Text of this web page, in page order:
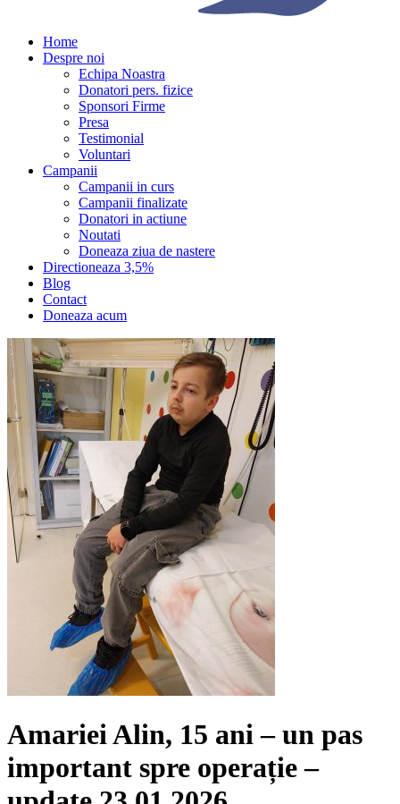
Home
Despre noi
Echipa Noastra
Donatori pers. fizice
Sponsori Firme
Presa
Testimonial
Voluntari
Campanii
Campanii in curs
Campanii finalizate
Donatori in actiune
Noutati
Doneaza ziua de nastere
Directioneaza 3,5%
Blog
Contact
Doneaza acum
Amariei Alin, 15 ani – un pas
important spre operație –